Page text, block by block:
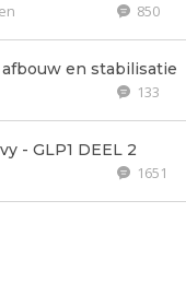
850
en stabilisatie
133
- GLP1 DEEL 2
1651